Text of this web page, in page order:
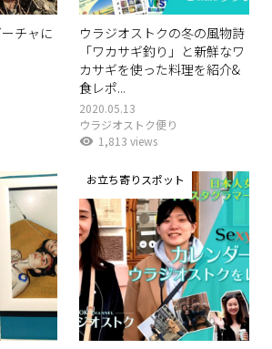
チャに
ウラジオストクの冬の風物詩
「ワカサギ釣り」と新鮮なワ
カサギを使った料理を紹介&
食レポ...
2020.05.13
ウラジオストク便り
1,813 views
お立ち寄りスポット